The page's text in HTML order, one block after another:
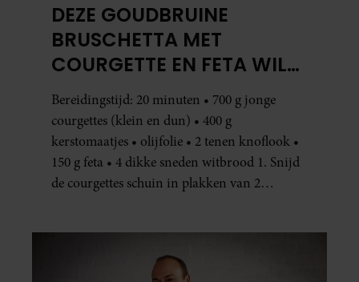
DEZE GOUDBRUINE
BRUSCHETTA MET
COURGETTE EN FETA WIL
JE METEEN MAKEN
Bereidingstijd: 20 minuten • 700 g jonge
courgettes (klein en dun) • 400 g
kerstomaatjes • olijfolie • 2 tenen knoflook •
150 g feta • 4 dikke sneden witbrood 1. Snijd
de courgettes schuin in plakken van 2